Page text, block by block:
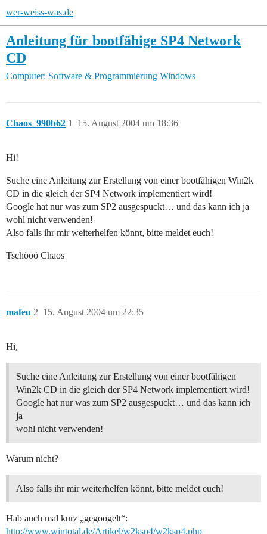
wer-weiss-was.de
Anleitung für bootfähige SP4 Network
CD
Computer: Software & Programmierung Windows
Chaos_990b62 15. August 2004 um 18:36
1
Hi!
Suche eine Anleitung zur Erstellung von einer bootfähigen Win2k
CD in die gleich der SP4 Network implementiert wird!
Google hat nur was zum SP2 ausgespuckt… und das kann ich ja
wohl nicht verwenden!
Also falls ihr mir weiterhelfen könnt, bitte meldet euch!
Tschööö Chaos
mafeu 15. August 2004 um 22:35
2
Hi,
Suche eine Anleitung zur Erstellung von einer bootfähigen
Win2k CD in die gleich der SP4 Network implementiert wird!
Google hat nur was zum SP2 ausgespuckt… und das kann ich
ja
wohl nicht verwenden!
Warum nicht?
Also falls ihr mir weiterhelfen könnt, bitte meldet euch!
Hab auch mal kurz „gegoogelt“:
http://www.wintotal.de/Artikel/w2ksp4/w2ksp4.php